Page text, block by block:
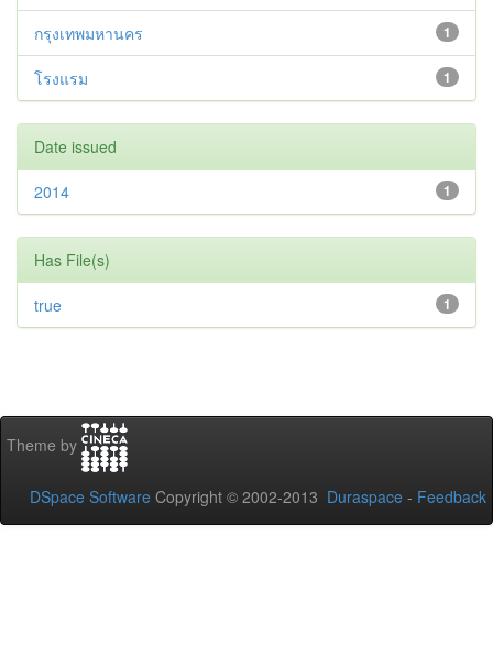
1
กรุงเทพมหานคร
1
โรงแรม
Date issued
1
2014
Has File(s)
1
true
Theme by
DSpace Software Copyright © 2002-2013 Duraspace - Feedback